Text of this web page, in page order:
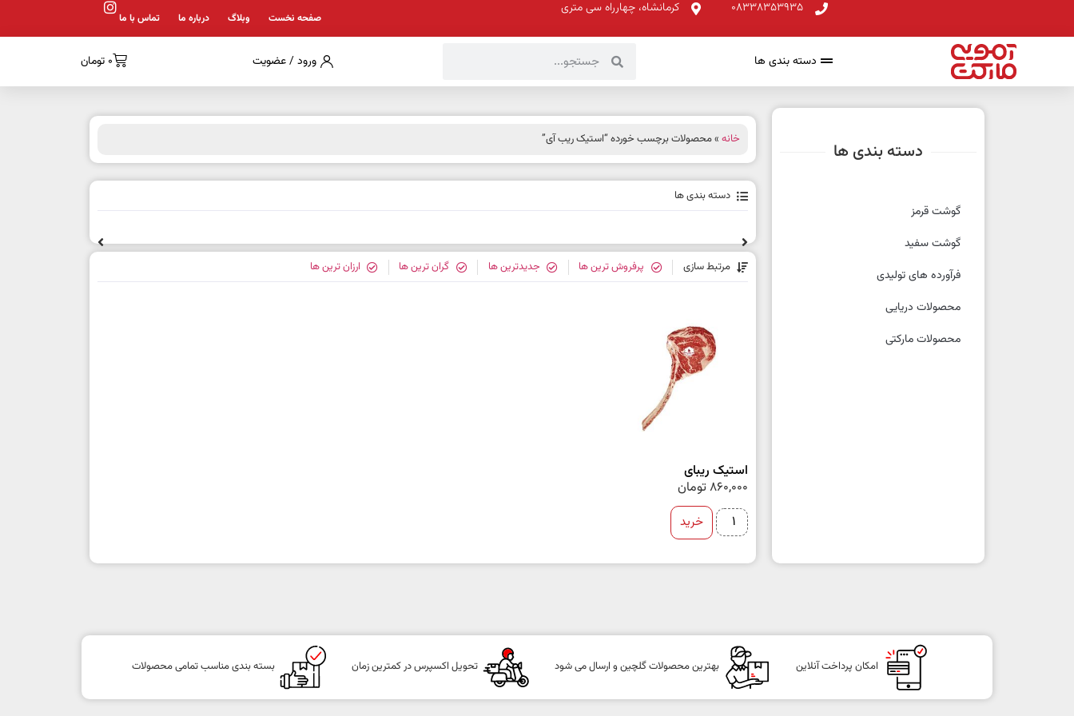
08338353935 کرمانشاه، چهارراه سی متری
صفحه نخست وبلاگ درباره ما تماس با ما
دسته بندی ها ورود / عضویت 0 تومان
دسته بندی ها
گوشت قرمز
گوشت سفید
فرآورده های تولیدی
محصولات دریایی
محصولات مارکتی
خانه» محصولات برچسب خورده “استیک ریب آی”
دسته بندی ها
مرتبط سازی پرفروش ترین ها جدیدترین ها گران ترین ها ارزان ترین ها
استیک ریبای
860,000تومان
خرید
امکان پرداخت آنلاین بهترین محصولات گلچین و ارسال می شود تحویل اکسپرس در کمترین زمان بسته بندی مناسب تمامی محصولات